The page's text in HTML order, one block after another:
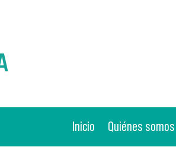
Inicio Quiénes somos